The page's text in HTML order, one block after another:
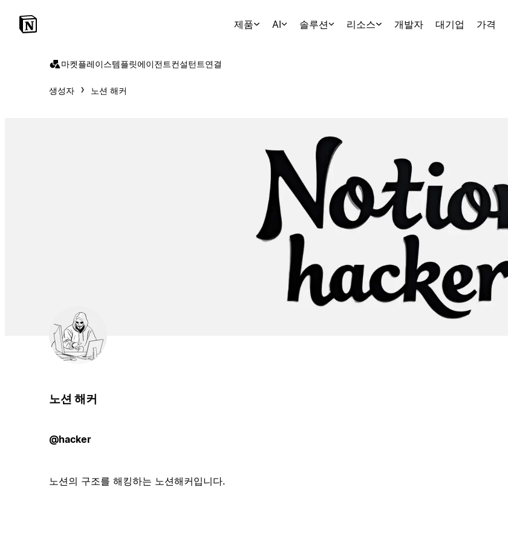
제품 AI 솔루션 리소스 개발자 대기업 가격
마켓플레이스템플릿에이전트컨설턴트연결
생성자 노션 해커
노션 해커
@hacker
노션의 구조를 해킹하는 노션해커입니다.